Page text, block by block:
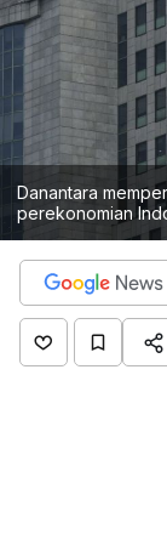
Danantara
perekonomian